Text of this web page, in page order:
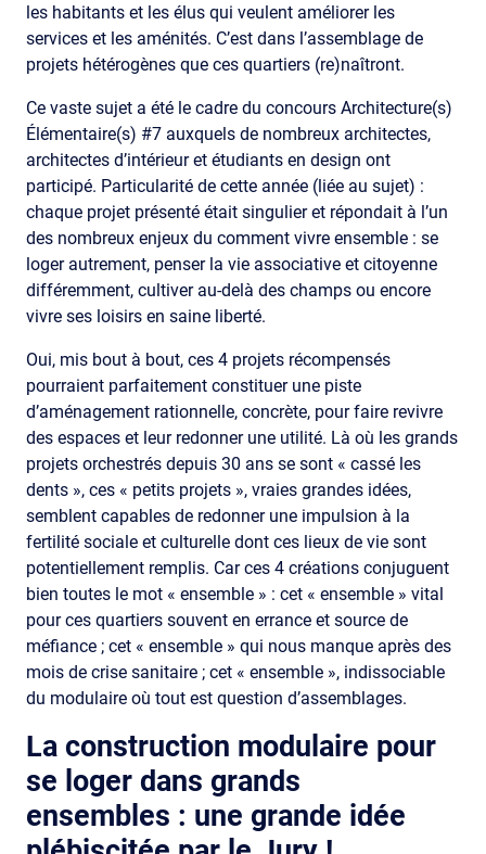
les habitants et les élus qui veulent améliorer les
services et les aménités. C’est dans l’assemblage de
projets hétérogènes que ces quartiers (re)naîtront.
Ce vaste sujet a été le cadre du concours Architecture(s)
Élémentaire(s) #7 auxquels de nombreux architectes,
architectes d’intérieur et étudiants en design ont
participé. Particularité de cette année (liée au sujet) :
chaque projet présenté était singulier et répondait à l’un
des nombreux enjeux du comment vivre ensemble : se
loger autrement, penser la vie associative et citoyenne
différemment, cultiver au-delà des champs ou encore
vivre ses loisirs en saine liberté.
Oui, mis bout à bout, ces 4 projets récompensés
pourraient parfaitement constituer une piste
d’aménagement rationnelle, concrète, pour faire revivre
des espaces et leur redonner une utilité. Là où les grands
projets orchestrés depuis 30 ans se sont « cassé les
dents », ces « petits projets », vraies grandes idées,
semblent capables de redonner une impulsion à la
fertilité sociale et culturelle dont ces lieux de vie sont
potentiellement remplis. Car ces 4 créations conjuguent
bien toutes le mot « ensemble » : cet « ensemble » vital
pour ces quartiers souvent en errance et source de
méfiance ; cet « ensemble » qui nous manque après des
mois de crise sanitaire ; cet « ensemble », indissociable
du modulaire où tout est question d’assemblages.
La construction modulaire pour
se loger dans grands
ensembles : une grande idée